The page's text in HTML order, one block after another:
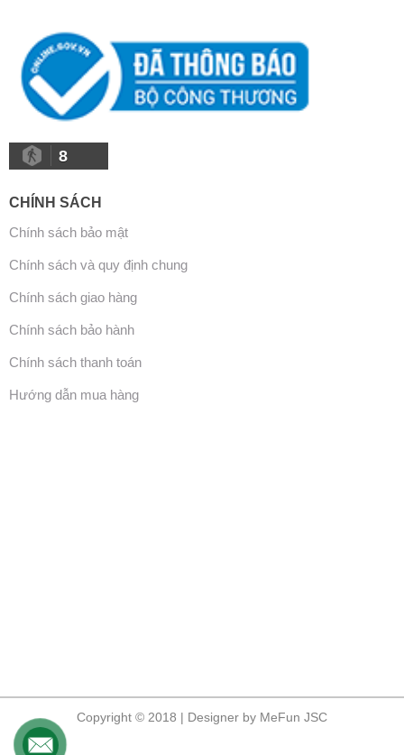
8
CHÍNH SÁCH
Chính sách bảo mật
Chính sách và quy định chung
Chính sách giao hàng
Chính sách bảo hành
Chính sách thanh toán
Hướng dẫn mua hàng
Copyright © 2018 | Designer by MeFun JSC